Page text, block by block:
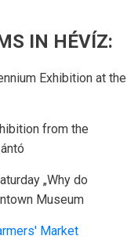
IN HÉVÍZ:
Exhibition at the
from the
„Why do
Museum
Market